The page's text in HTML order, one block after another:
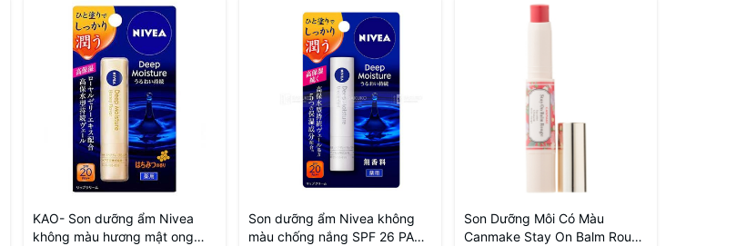
KAO- Son dưỡng ẩm Nivea
không màu hương mật ong
Son dưỡng ẩm Nivea không
màu chống nắng SPF 26 PA++
Son Dưỡng Môi Có Màu
Canmake Stay On Balm Rouge